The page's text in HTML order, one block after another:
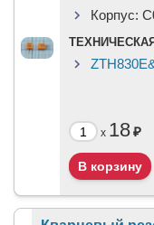
Корпус:
x 18₽